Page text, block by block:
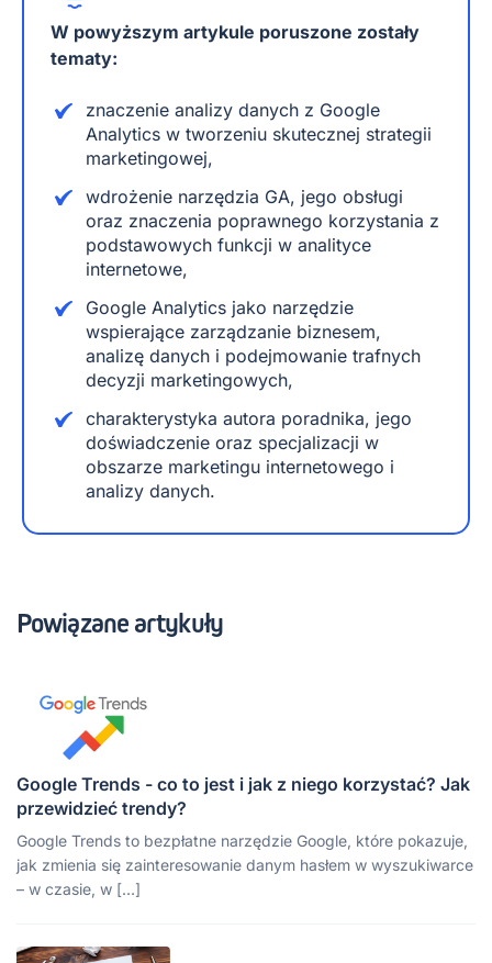
W powyższym artykule poruszone zostały
tematy:
znaczenie analizy danych z Google
Analytics w tworzeniu skutecznej strategii
marketingowej,
wdrożenie narzędzia GA, jego obsługi
oraz znaczenia poprawnego korzystania z
podstawowych funkcji w analityce
internetowe,
Google Analytics jako narzędzie
wspierające zarządzanie biznesem,
analizę danych i podejmowanie trafnych
decyzji marketingowych,
charakterystyka autora poradnika, jego
doświadczenie oraz specjalizacji w
obszarze marketingu internetowego i
analizy danych.
Powiązane artykuły
Google Trends - co to jest i jak z niego korzystać? Jak
przewidzieć trendy?
Google Trends to bezpłatne narzędzie Google, które pokazuje,
jak zmienia się zainteresowanie danym hasłem w wyszukiwarce
– w czasie, w […]